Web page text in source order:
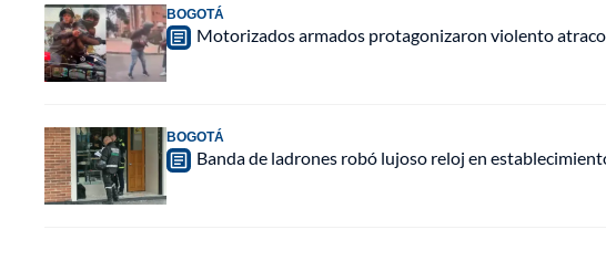
BOGOTÁ
Motorizados armados protagonizaron violento
BOGOTÁ
Banda de ladrones robó lujoso reloj en